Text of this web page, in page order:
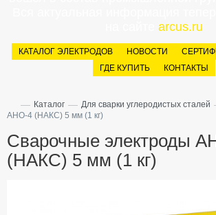
arcus.ru
КАТАЛОГ ЭЛЕКТРОДОВ НОВОСТИ
ГДЕ КУПИТЬ
КОНТАКТЫ
— Каталог — Для сварки углеродистых сталей
АНО-4 (НАКС) 5 мм (1 кг)
Сварочные электроды
(НАКС) 5 мм (1 кг)